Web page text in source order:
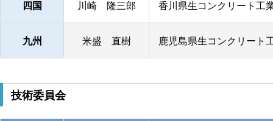
四国 川崎 隆三郎 香川県生コンクリート工
九州 米盛 直樹 鹿児島県生コンクリート
技術委員会